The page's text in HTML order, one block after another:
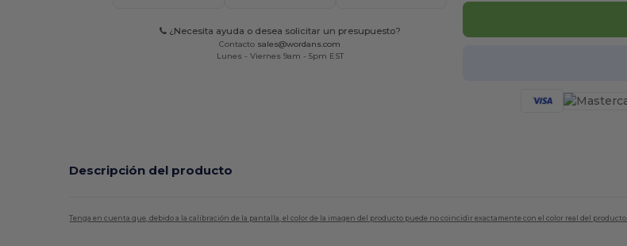
¿Necesita ayuda o desea solicitar un presupuesto?
Contacto sales@wordans.com
Lunes - Viernes 9am - 5pm EST
Descripción del producto
Tenga en cuenta que, debido a la calibración de la pantalla, el color de la imagen del producto puede no coincidir exactamente con el color real del producto.